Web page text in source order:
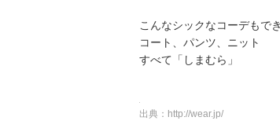
こんなシックなコーデもで
コート、パンツ、ニット
すべて「しまむら」
出典： http://wear.jp/